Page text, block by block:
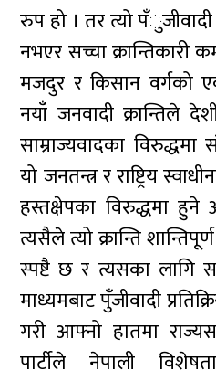
रुप हो । तर त्यो पँुजीवादी
नभएर सच्चा क्रान्तिकारी
मजदुर र किसान वर्गको
नयाँ जनवादी क्रान्तिले
साम्राज्यवादका
यो जनतन्त्र र राष्ट्रिय
हस्तक्षेपका विरुद्धमा हुने
त्यसैले त्यो क्रान्ति
स्पष्टै छ र त्यसका लागि
माध्यमबाट पुँजीवादी
गरी आफ्नो हातमा
पार्टीले नेपाली